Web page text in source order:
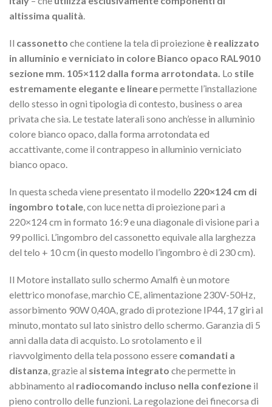
altissima qualità
Il cassonetto che contiene la tela di proiezione è realizzato
in alluminio e verniciato in colore Bianco opaco RAL9010
sezione mm. 105×112 dalla forma arrotondata. Lo stile
estremamente elegante e linearepermette l’installazione
dello stesso in ogni tipologia di contesto, business o area
privata che sia. Le testate laterali sono anch’esse in alluminio
colore bianco opaco, dalla forma arrotondata ed
accattivante, come il contrappeso in alluminio verniciato
bianco opaco.
In questa scheda viene presentato il modello 220×124 cm di
ingombro totale , con luce netta di proiezione pari a
220×124 cm in formato 16:9 e una diagonale di visione pari a
99 pollici. L’ingombro del cassonetto equivale alla larghezza
del telo + 10 cm (in questo modello l’ingombro è di 230 cm).
Il Motore installato sullo schermo Amalfi è un motore
elettrico monofase, marchio CE, alimentazione 230V-50Hz,
assorbimento 90W 0,40A, grado di protezione IP44, 17 giri al
minuto, montato sul lato sinistro dello schermo. Garanzia di 5
anni dalla data di acquisto. Lo srotolamento e il
riavvolgimento della tela possono essere comandati a
distanza , grazie al sistema integrato che permette in
abbinamento al radiocomando incluso nella confezione il
pieno controllo delle funzioni. La regolazione dei finecorsa di